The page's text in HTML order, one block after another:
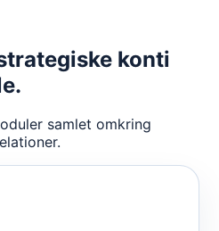
konti
samlet omkring